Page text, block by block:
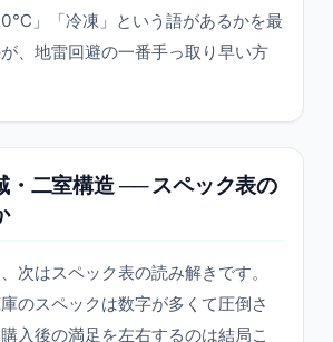
」「冷凍」という語があるかを最
、地雷回避の一番手っ取り早い方
・二室構造 ── スペック表の
次はスペック表の読み解きです。
のスペックは数字が多くて圧倒さ
入後の満足を左右するのは結局こ